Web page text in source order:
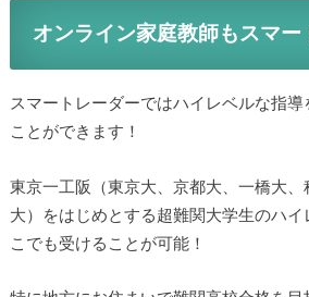
オンライン家庭教師もスマー
スマートレーダーではハイレベルな指導
ことができます！
東京一工阪（東京大、京都大、一橋大、
大）をはじめとする超難関大学生のハ
こでも受けることが可能！